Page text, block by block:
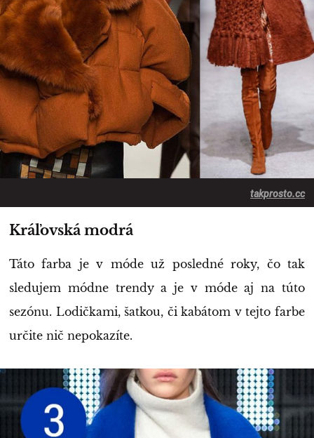
takprosto.cc
Kráľovská modrá
Táto farba je v móde už posledné roky, čo tak
sledujem módne trendy a je v móde aj na túto
sezónu. Lodičkami, šatkou, či kabátom v tejto farbe
určite nič nepokazíte.